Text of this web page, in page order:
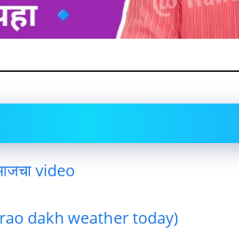
video
dakh weather today)